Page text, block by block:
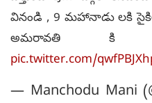
వినండి , 9 మహానాడు లకి
అమరావతి కి
pic.twitter.com/
— Manchodu Mani